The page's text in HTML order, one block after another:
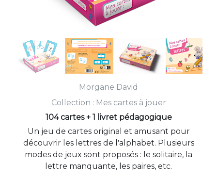
Morgane David
Collection : Mes cartes à jouer
104 cartes + 1 livret pédagogique
Un jeu de cartes original et amusant pour
découvrir les lettres de l'alphabet. Plusieurs
modes de jeux sont proposés : le solitaire, la
lettre manquante, les paires, etc.